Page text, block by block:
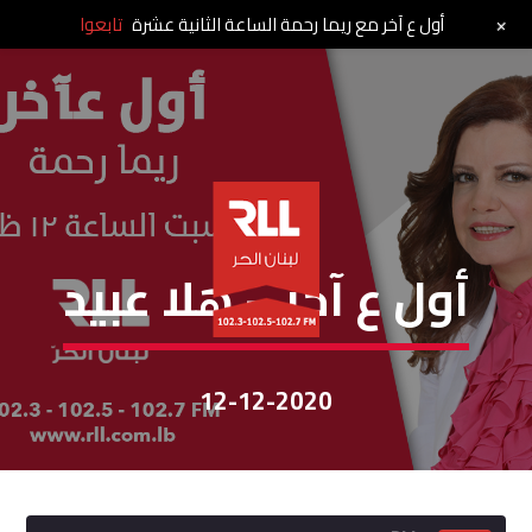
أوّل عآخر
أول ع آخر – هلا عبيد
12-12-2020
أول ع آخر مع ريما رحمة الساعة الثانية عشرة تابعوا +